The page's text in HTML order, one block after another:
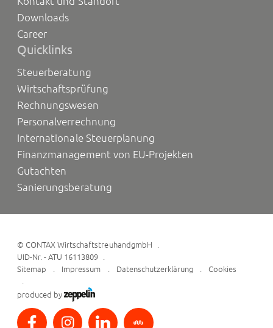
Downloads
Career
Quicklinks
Steuerberatung
Wirtschaftsprüfung
Rechnungswesen
Personalverrechnung
Internationale Steuerplanung
Finanzmanagement von EU-Projekten
Gutachten
Sanierungsberatung
©CONTAX WirtschaftstreuhandgmbH
UID-Nr. - ATU 16113809
Sitemap
Impressum Datenschutzerklärung Cookies
produced by